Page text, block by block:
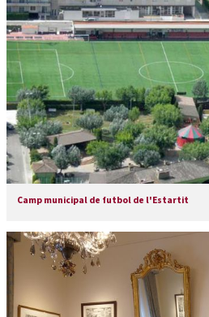
Camp municipal de futbol de l'Estartit